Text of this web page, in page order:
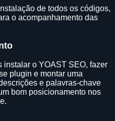
de todos os códigos,
o acompanhamento das
instalar o YOAST SEO, fazer
plugin e montar uma
e palavras-chave
bom posicionamento nos